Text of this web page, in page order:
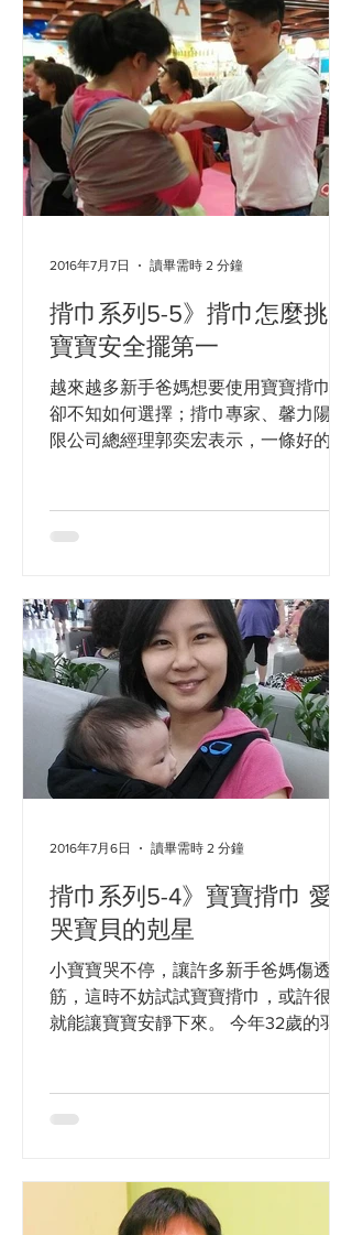
揹巾系列5-5》揹巾怎麼挑
寶寶安全擺第一
越來越多新手爸媽想要使用寶寶揹巾，
卻不知如何選擇；揹巾專家、馨力陽有
限公司總經理郭奕宏表示，一條好的揹
依據寶寶與媽媽的需求及生活方式，來
2016年7月7日 讀畢需時 2 分鐘
揹巾系列5-4》寶寶揹巾 愛
哭寶貝的剋星
小寶寶哭不停，讓許多新手爸媽傷透腦
筋，這時不妨試試寶寶揹巾，或許很快
就能讓寶寶安靜下來。 今年32歲的羽竹
不誤，媽媽只好每天都抱在手上，片刻
2016年7月6日 讀畢需時 2 分鐘